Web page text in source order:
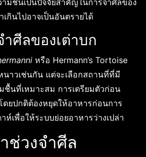
ชื้นเป็นปัจจัยสำคัญในการจำศีลของ
กินไปอาจเป็นอันตรายได้
ศีลของเต่าบก
หรือ Hermann’s Tortoise
นาวเช่นกัน แต่จะเลือกสถานที่ที่มี
นที่เหมาะสม การเตรียมตัวก่อน
ดยปกติต้องหยุดให้อาหารก่อนการ
เพื่อให้ระบบย่อยอาหารว่างเปล่า
ช่วงจำศีล